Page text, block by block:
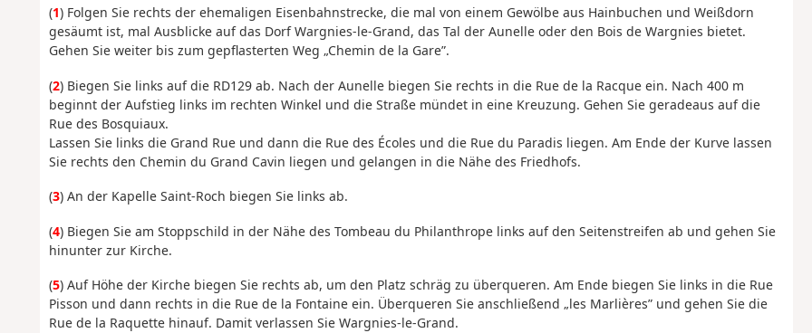
(1) Folgen Sie rechts der ehemaligen Eisenbahnstrecke, die mal von einem Gewölbe aus Hainbuchen und Weißdorn
gesäumt ist, mal Ausblicke auf das Dorf Wargnies-le-Grand, das Tal der Aunelle oder den Bois de Wargnies bietet.
Gehen Sie weiter bis zum gepflasterten Weg „Chemin de la Gare”.
(2) Biegen Sie links auf die RD129 ab. Nach der Aunelle biegen Sie rechts in die Rue de la Racque ein. Nach 400 m
beginnt der Aufstieg links im rechten Winkel und die Straße mündet in eine Kreuzung. Gehen Sie geradeaus auf die
Rue des Bosquiaux.
Lassen Sie links die Grand Rue und dann die Rue des Écoles und die Rue du Paradis liegen. Am Ende der Kurve lassen
Sie rechts den Chemin du Grand Cavin liegen und gelangen in die Nähe des Friedhofs.
(3) An der Kapelle Saint-Roch biegen Sie links ab.
(4) Biegen Sie am Stoppschild in der Nähe des Tombeau du Philanthrope links auf den Seitenstreifen ab und gehen Sie
hinunter zur Kirche.
(5) Auf Höhe der Kirche biegen Sie rechts ab, um den Platz schräg zu überqueren. Am Ende biegen Sie links in die Rue
Pisson und dann rechts in die Rue de la Fontaine ein. Überqueren Sie anschließend „les Marlières” und gehen Sie die
Rue de la Raquette hinauf. Damit verlassen Sie Wargnies-le-Grand.